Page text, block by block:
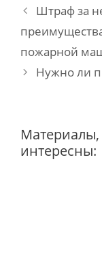
Post
navigation
Штраф за
пожарной
Нужно ли
Материалы,
интересны: